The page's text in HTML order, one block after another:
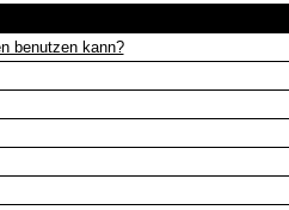
benutzen kann?